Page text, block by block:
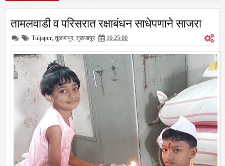
कार्यक्रमात मोठे बदल; भारत निवडणूक आयोगाने सुधारित वेळापत्रक
३,९२४ मतदारांची नावे वगळलीमयत, दुबार, स्थलांतरित व न
तामलवाडी व परिसरात रक्षाबंधन साधेपणाने साजरा
Tuljapur, तुळजापुर, तुळजापूर 10:25:00